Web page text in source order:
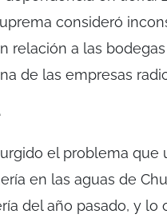
consideró
relación a las
de las empresas
el problema
en las aguas de
del año pasado, y lo